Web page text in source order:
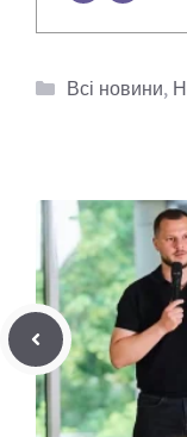
Категорії
Всі новини,